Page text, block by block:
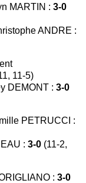
MARTIN :3-0
ANDRE :
11-5)
DEMONT :3-0
PETRUCCI :
:3-0 (11-2,
:3-0